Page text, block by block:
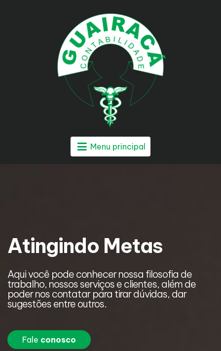
Menu principal
Atingindo Metas
Aqui você pode conhecer nossa filosofia de
trabalho, nossos serviços e clientes, além de
poder nos contatar para tirar dúvidas, dar
sugestões entre outros.
Fale conosco